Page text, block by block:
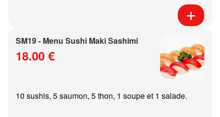
SM19 - Menu Sushi Maki Sashimi
18.00 €
10 sushis, 5 saumon, 5 thon, 1 soupe et 1 salade.